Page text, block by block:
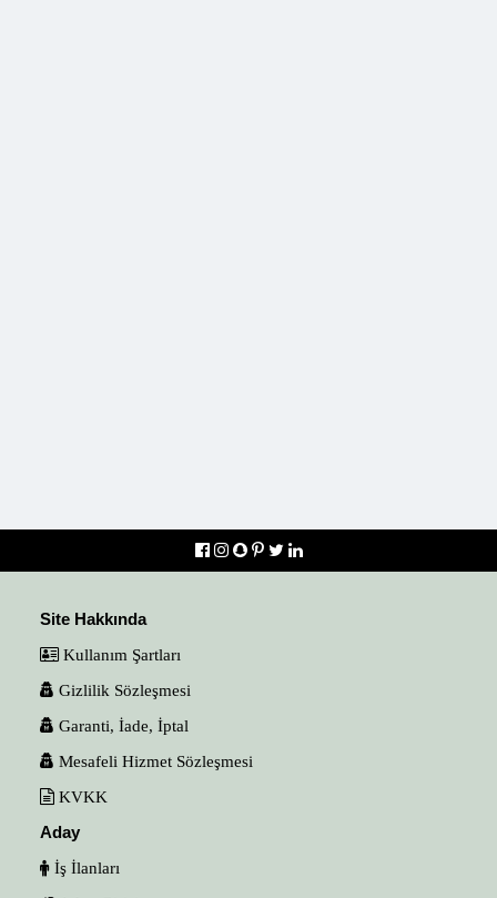
Site Hakkında
Kullanım Şartları
Gizlilik Sözleşmesi
Garanti, İade, İptal
Mesafeli Hizmet Sözleşmesi
KVKK
Aday
İş İlanları